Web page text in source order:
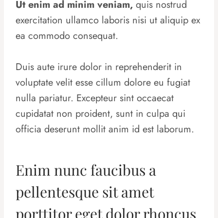
Ut enim ad minim veniam, quis nostrud
exercitation ullamco laboris nisi ut aliquip ex
ea commodo consequat.
Duis aute irure dolor in reprehenderit in
voluptate velit esse cillum dolore eu fugiat
nulla pariatur. Excepteur sint occaecat
cupidatat non proident, sunt in culpa qui
officia deserunt mollit anim id est laborum.
Enim nunc faucibus a
pellentesque sit amet
porttitor eget dolor rhoncus